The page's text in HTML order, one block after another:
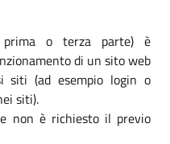
o terza parte) è
di un sito web
siti (ad esempio login o
siti).
non è richiesto il previo